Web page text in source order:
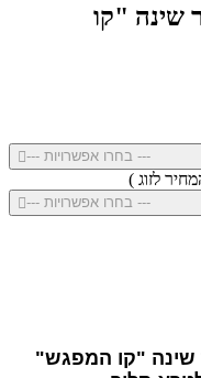
שינה "קו
--- בחרו אפשרויות ---
לזוג )
--- בחרו אפשרויות ---
שינה "קו המפגש"